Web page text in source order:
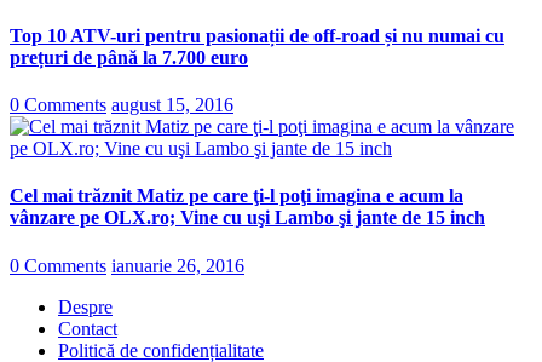
Top 10 ATV-uri pentru pasionații de off-road și nu numai cu
prețuri de până la 7.700 euro
0 Comments august 15, 2016
Cel mai trăznit Matiz pe care ţi-l poţi imagina e acum la
vânzare pe OLX.ro; Vine cu uşi Lambo şi jante de 15 inch
0 Comments ianuarie 26, 2016
Despre
Contact
Politică de confidențialitate